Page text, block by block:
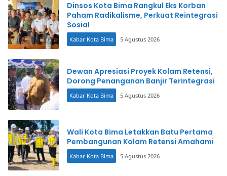
Dinsos Kota Bima Rangkul Eks Korban
Paham Radikalisme, Perkuat Reintegrasi
Sosial
Kabar Kota Bima 5 Agustus 2026
Dewan Apresiasi Proyek Kolam Retensi,
Dorong Penanganan Banjir Terintegrasi
Kabar Kota Bima 5 Agustus 2026
Wali Kota Bima Letakkan Batu Pertama
Pembangunan Kolam Retensi Amahami
Kabar Kota Bima 5 Agustus 2026